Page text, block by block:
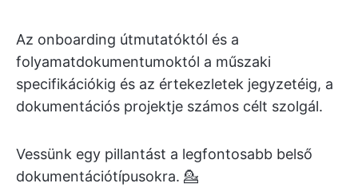
Az onboarding útmutatóktól és a
folyamatdokumentumoktól a műszaki
specifikációkig és az értekezletek jegyzetéig, a
dokumentációs projektje számos célt szolgál.
Vessünk egy pillantást a legfontosabb belső
dokumentációtípusokra. 💁